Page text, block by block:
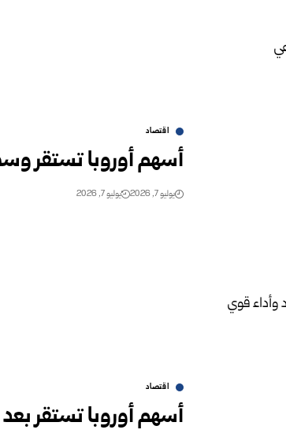
اقتصاد
أسهم أوروبا تستقر
يوليو 7, 2026 يوليو 7, 2026
اقتصاد
أسهم أوروبا تستقر